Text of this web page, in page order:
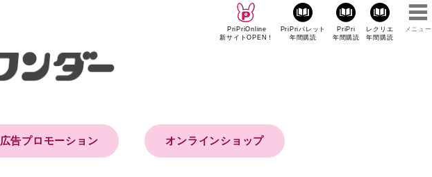
PriPriOnline
新サイトOPEN！
PriPriパレット
年間購読
PriPri
年間購読
レクリエ
年間購読
メニュー
広告プロモーション オンラインショップ